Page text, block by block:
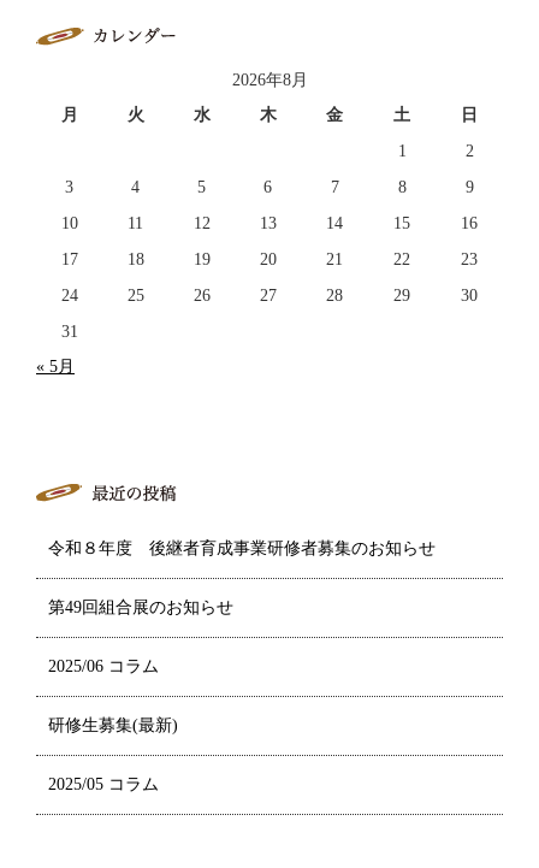
2026年8月
月
火 水 木 金 土
日
1
2
3
4 5 6 7 8
9
10
11 12 13 14 15
16
17
18 19 20 21 22
23
24
25 26 27 28 29
30
31
« 5月
令和８年度 後継者育成事業研修者募集のお知らせ
第49回組合展のお知らせ
2025/06 コラム
研修生募集(最新)
2025/05 コラム